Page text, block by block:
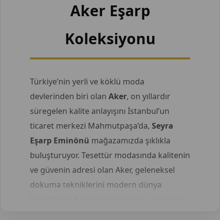
Aker Eşarp
Koleksiyonu
Türkiye’nin yerli ve köklü moda
devlerinden biri olan Aker, on yıllardır
süregelen kalite anlayışını İstanbul’un
ticaret merkezi Mahmutpaşa’da, Seyra
Eşarp Eminönü mağazamızda şıklıkla
buluşturuyor. Tesettür modasında kalitenin
ve güvenin adresi olan Aker, geleneksel
dokuma tekniklerini modern dünya